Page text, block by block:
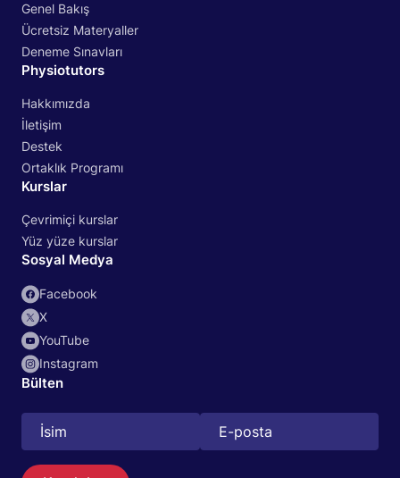
Genel Bakış
Ücretsiz Materyaller
Deneme Sınavları
Physiotutors
Hakkımızda
İletişim
Destek
Ortaklık Programı
Kurslar
Çevrimiçi kurslar
Yüz yüze kurslar
Sosyal Medya
Facebook
X
YouTube
Instagram
Bülten